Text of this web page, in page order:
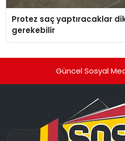
Protez saç yaptıracaklar
gerekebilir
Güncel Sosyal